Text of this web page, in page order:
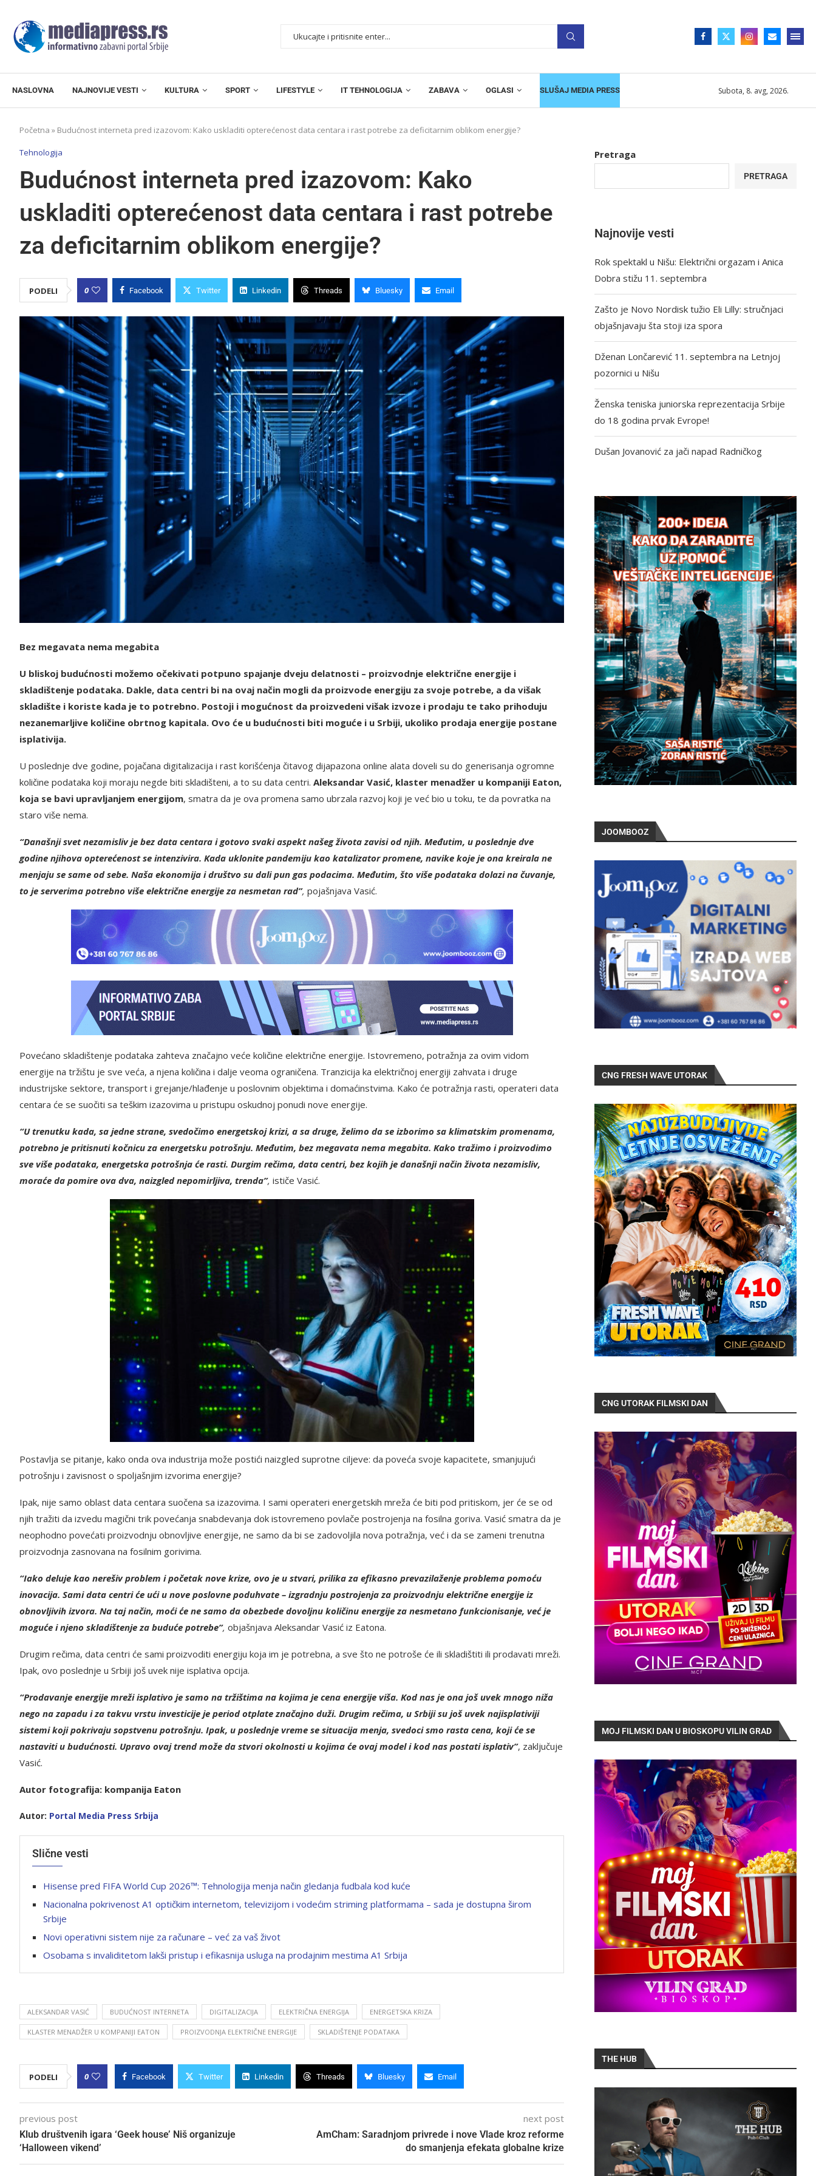
NASLOVNA NAJNOVIJE VESTI KULTURA SPORT LIFESTYLE IT TEHNOLOGIJA ZABAVA OGLASI SLUŠAJ MEDIA PRESS Subota, 8. avg, 2026.
Početna » Budućnost interneta pred izazovom: Kako uskladiti opterećenost data centara i rast potrebe za deficitarnim oblikom energije?
Tehnologija
Budućnost interneta pred izazovom: Kako
uskladiti opterećenost data centara i rast potrebe
za deficitarnim oblikom energije?
PODELI 0 Facebook Twitter Linkedin Threads Bluesky Email
Bez megavata nema megabita
U bliskoj budućnosti možemo očekivati potpuno spajanje dveju delatnosti – proizvodnje električne energije i
skladištenje podataka. Dakle, data centri bi na ovaj način mogli da proizvode energiju za svoje potrebe, a da višak
skladište i koriste kada je to potrebno. Postoji i mogućnost da proizvedeni višak izvoze i prodaju te tako prihoduju
nezanemarljive količine obrtnog kapitala. Ovo će u budućnosti biti moguće i u Srbiji, ukoliko prodaja energije postane
isplativija.
U poslednje dve godine, pojačana digitalizacija i rast korišćenja čitavog dijapazona online alata doveli su do generisanja ogromne
količine podataka koji moraju negde biti skladišteni, a to su data centri. Aleksandar Vasić, klaster menadžer u kompaniji Eaton,
koja se bavi upravljanjem energijom, smatra da je ova promena samo ubrzala razvoj koji je već bio u toku, te da povratka na
staro više nema.
“Današnji svet nezamisliv je bez data centara i gotovo svaki aspekt našeg života zavisi od njih. Međutim, u poslednje dve
godine njihova opterećenost se intenzivira. Kada uklonite pandemiju kao katalizator promene, navike koje je ona kreirala ne
menjaju se same od sebe. Naša ekonomija i društvo su dali pun gas podacima. Međutim, što više podataka dolazi na čuvanje,
to je serverima potrebno više električne energije za nesmetan rad”, pojašnjava Vasić.
Povećano skladištenje podataka zahteva značajno veće količine električne energije. Istovremeno, potražnja za ovim vidom
energije na tržištu je sve veća, a njena količina i dalje veoma ograničena. Tranzicija ka električnoj energiji zahvata i druge
industrijske sektore, transport i grejanje/hlađenje u poslovnim objektima i domaćinstvima. Kako će potražnja rasti, operateri data
centara će se suočiti sa teškim izazovima u pristupu oskudnoj ponudi nove energije.
“U trenutku kada, sa jedne strane, svedočimo energetskoj krizi, a sa druge, želimo da se izborimo sa klimatskim promenama,
potrebno je pritisnuti kočnicu za energetsku potrošnju. Međutim, bez megavata nema megabita. Kako tražimo i proizvodimo
sve više podataka, energetska potrošnja će rasti. Durgim rečima, data centri, bez kojih je današnji način života nezamisliv,
moraće da pomire ova dva, naizgled nepomirljiva, trenda”, ističe Vasić.
Postavlja se pitanje, kako onda ova industrija može postići naizgled suprotne ciljeve: da poveća svoje kapacitete, smanjujući
potrošnju i zavisnost o spoljašnjim izvorima energije?
Ipak, nije samo oblast data centara suočena sa izazovima. I sami operateri energetskih mreža će biti pod pritiskom, jer će se od
njih tražiti da izvedu magični trik povećanja snabdevanja dok istovremeno povlače postrojenja na fosilna goriva. Vasić smatra da je
neophodno povećati proizvodnju obnovljive energije, ne samo da bi se zadovoljila nova potražnja, već i da se zameni trenutna
proizvodnja zasnovana na fosilnim gorivima.
“Iako deluje kao nerešiv problem i početak nove krize, ovo je u stvari, prilika za efikasno prevazilaženje problema pomoću
inovacija. Sami data centri će ući u nove poslovne poduhvate – izgradnju postrojenja za proizvodnju električne energije iz
obnovljivih izvora. Na taj način, moći će ne samo da obezbede dovoljnu količinu energije za nesmetano funkcionisanje, već je
moguće i njeno skladištenje za buduće potrebe”, objašnjava Aleksandar Vasić iz Eatona.
Drugim rečima, data centri će sami proizvoditi energiju koja im je potrebna, a sve što ne potroše će ili skladištiti ili prodavati mreži.
Ipak, ovo poslednje u Srbiji još uvek nije isplativa opcija.
“Prodavanje energije mreži isplativo je samo na tržištima na kojima je cena energije viša. Kod nas je ona još uvek mnogo niža
nego na zapadu i za takvu vrstu investicije je period otplate značajno duži. Drugim rečima, u Srbiji su još uvek najisplativiji
sistemi koji pokrivaju sopstvenu potrošnju. Ipak, u poslednje vreme se situacija menja, svedoci smo rasta cena, koji će se
nastaviti u budućnosti. Upravo ovaj trend može da stvori okolnosti u kojima će ovaj model i kod nas postati isplativ”, zaključuje
Vasić.
Autor fotografija: kompanija Eaton
Autor: Portal Media Press Srbija
Slične vesti
Hisense pred FIFA World Cup 2026™: Tehnologija menja način gledanja fudbala kod kuće
Nacionalna pokrivenost A1 optičkim internetom, televizijom i vodećim striming platformama – sada je dostupna širom
Srbije
Novi operativni sistem nije za računare – već za vaš život
Osobama s invaliditetom lakši pristup i efikasnija usluga na prodajnim mestima A1 Srbija
ALEKSANDAR VASIĆ BUDUĆNOST INTERNETA DIGITALIZACIJA ELEKTRIČNA ENERGIJA ENERGETSKA KRIZA
KLASTER MENADŽER U KOMPANIJI EATON PROIZVODNJA ELEKTRIČNE ENERGIJE SKLADIŠTENJE PODATAKA
PODELI 0 Facebook Twitter Linkedin Threads Bluesky Email
previous post
Klub društvenih igara ‘Geek house’ Niš organizuje
‘Halloween vikend’
next post
AmCham: Saradnjom privrede i nove Vlade kroz reforme
do smanjenja efekata globalne krize
Pretraga
PRETRAGA
Najnovije vesti
Rok spektakl u Nišu: Električni orgazam i Anica
Dobra stižu 11. septembra
Zašto je Novo Nordisk tužio Eli Lilly: stručnjaci
objašnjavaju šta stoji iza spora
Dženan Lončarević 11. septembra na Letnjoj
pozornici u Nišu
Ženska teniska juniorska reprezentacija Srbije
do 18 godina prvak Evrope!
Dušan Jovanović za jači napad Radničkog
JOOMBOOZ
CNG FRESH WAVE UTORAK
CNG UTORAK FILMSKI DAN
MOJ FILMSKI DAN U BIOSKOPU VILIN GRAD
THE HUB